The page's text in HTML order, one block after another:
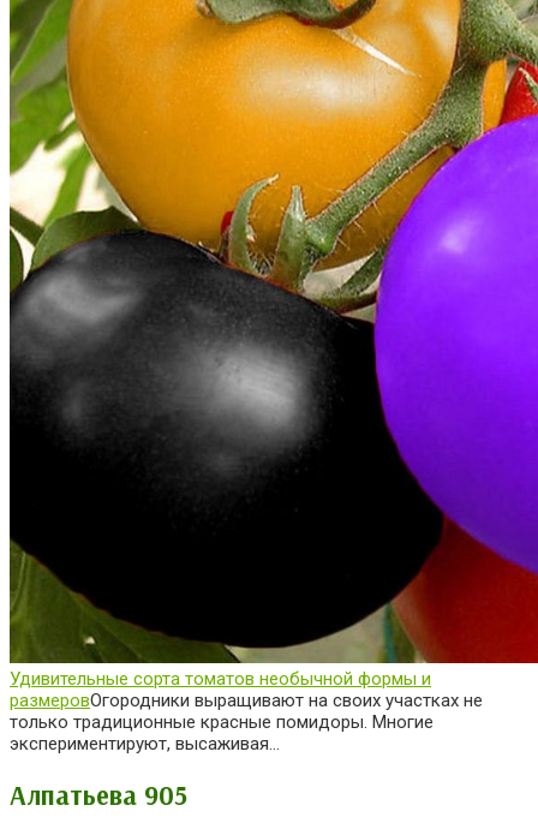
Удивительные сорта томатов необычной формы и
размеровОгородники выращивают на своих участках не
только традиционные красные помидоры. Многие
экспериментируют, высаживая…
Алпатьева 905